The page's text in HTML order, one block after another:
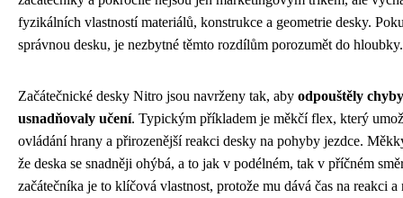
fyzikálních vlastností materiálů, konstrukce a geometrie desky.
správnou desku, je nezbytné těmto rozdílům porozumět do hloubky.
Začátečnické desky Nitro jsou navrženy tak, aby odpouštěly
usnadňovaly učení. Typickým příkladem je měkčí flex, který
ovládání hrany a přirozenější reakci desky na pohyby jezdce.
že deska se snadněji ohýbá, a to jak v podélném, tak v příčném
začátečníka je to klíčová vlastnost, protože mu dává čas na reakci